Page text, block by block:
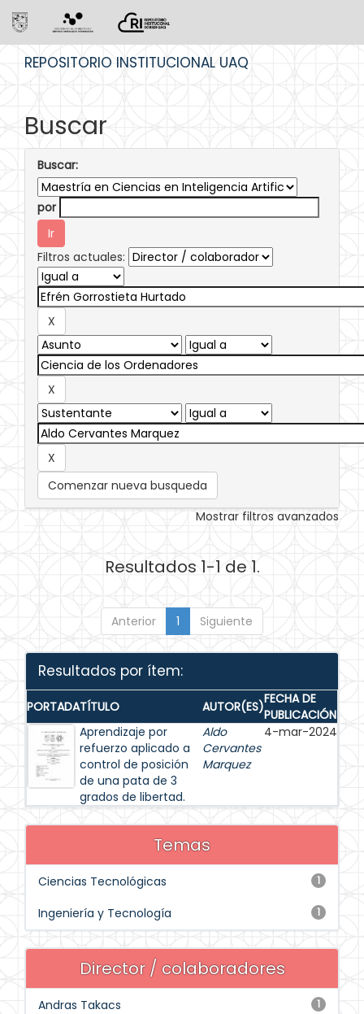
REPOSITORIO INSTITUCIONAL UAQ
Buscar
Buscar:
por
Filtros actuales:
Comenzar nueva busqueda
Mostrar filtros avanzados
Resultados 1-1 de 1.
Anterior 1 Siguiente
Resultados por ítem:
PORTADATÍTULO AUTOR(ES)FECHA DE
PUBLICACIÓN
Aprendizaje por
refuerzo aplicado a
control de posición
de una pata de 3
grados de libertad.
Aldo
Cervantes
Marquez
4-mar-2024
Temas
1
Ciencias Tecnológicas
1
Ingeniería y Tecnología
Director / colaboradores
1
Andras Takacs